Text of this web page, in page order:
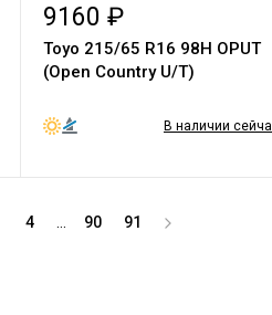
9160 ₽
Toyo 215/65 R16 98H OPUT
(Open Country U/T)
В наличии
4 90 91